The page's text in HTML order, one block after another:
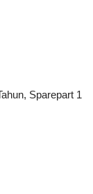
Sparepart 1